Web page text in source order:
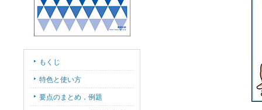
もくじ
特色と使い方
要点のまとめ，例題